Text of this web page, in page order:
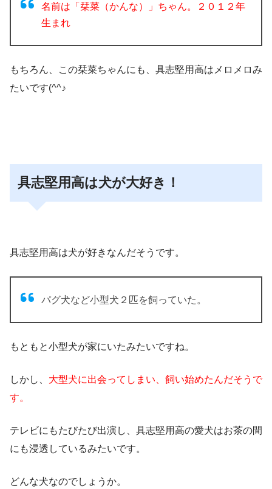
名前は「栞菜（かんな）」ちゃん。２０１２年
生まれ
もちろん、この栞菜ちゃんにも、具志堅用高はメロメロみ
たいです(^^♪
具志堅用高は犬が大好き！
具志堅用高は犬が好きなんだそうです。
パグ犬など小型犬２匹を飼っていた。
もともと小型犬が家にいたみたいですね。
しかし、 大型犬に出会ってしまい、飼い始めたんだそうで
す。
テレビにもたびたび出演し、 具志堅用高の愛犬はお茶の間
にも浸透しているみたいです。
どんな犬なのでしょうか。